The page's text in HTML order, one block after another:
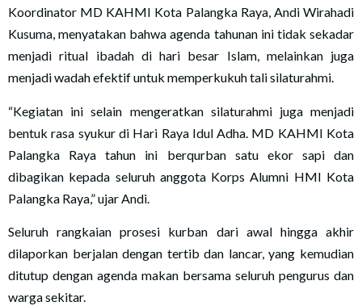
Koordinator MD KAHMI Kota Palangka Raya, Andi Wirahadi
Kusuma, menyatakan bahwa agenda tahunan ini tidak sekadar
menjadi ritual ibadah di hari besar Islam, melainkan juga
menjadi wadah efektif untuk memperkukuh tali silaturahmi.
“Kegiatan ini selain mengeratkan silaturahmi juga menjadi
bentuk rasa syukur di Hari Raya Idul Adha. MD KAHMI Kota
Palangka Raya tahun ini berqurban satu ekor sapi dan
dibagikan kepada seluruh anggota Korps Alumni HMI Kota
Palangka Raya,” ujar Andi.
Seluruh rangkaian prosesi kurban dari awal hingga akhir
dilaporkan berjalan dengan tertib dan lancar, yang kemudian
ditutup dengan agenda makan bersama seluruh pengurus dan
warga sekitar.